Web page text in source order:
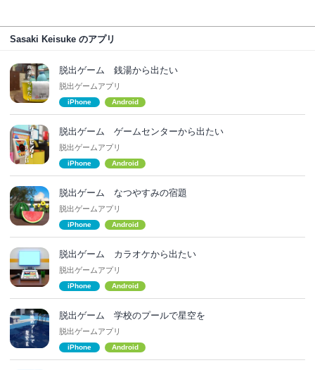
Sasaki Keisuke のアプリ
脱出ゲーム 銭湯から出たい
脱出ゲームアプリ
iPhone Android
脱出ゲーム ゲームセンターから出たい
脱出ゲームアプリ
iPhone Android
脱出ゲーム なつやすみの宿題
脱出ゲームアプリ
iPhone Android
脱出ゲーム カラオケから出たい
脱出ゲームアプリ
iPhone Android
脱出ゲーム 学校のプールで星空を
脱出ゲームアプリ
iPhone Android